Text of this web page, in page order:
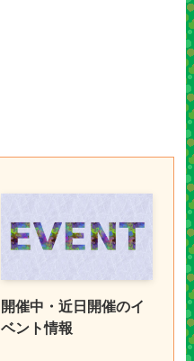
開催中・近日開催のイ
ベント情報